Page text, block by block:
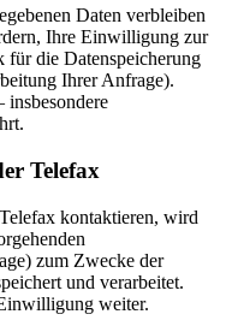
Daten verbleiben
Ihre Einwilligung zur
für die Datenspeicherung
Ihrer Anfrage).
insbesondere
Telefax
kontaktieren, wird
zum Zwecke der
und verarbeitet.
weiter.